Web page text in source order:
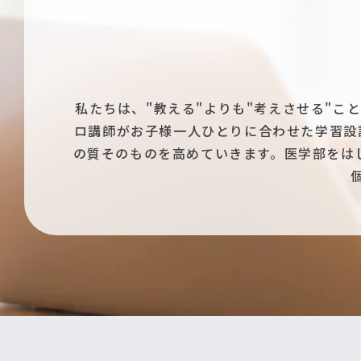
私たちは、"教える"よりも"考えさせる"こ
ロ講師がお子様一人ひとりに合わせた学習
の質そのものを高めていきます。医学部を